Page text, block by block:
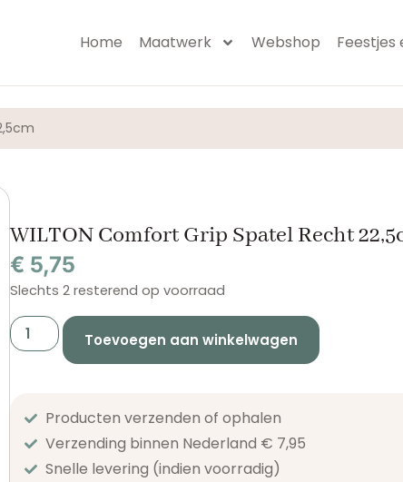
Home Maatwerk Webshop Feestjes
WILTON Comfort Grip Spatel Recht
€ 5,75
Slechts 2 resterend op voorraad
Toevoegen aan winkelwagen
Producten verzenden of ophalen
Verzending binnen Nederland € 7,95
Snelle levering (indien voorradig)